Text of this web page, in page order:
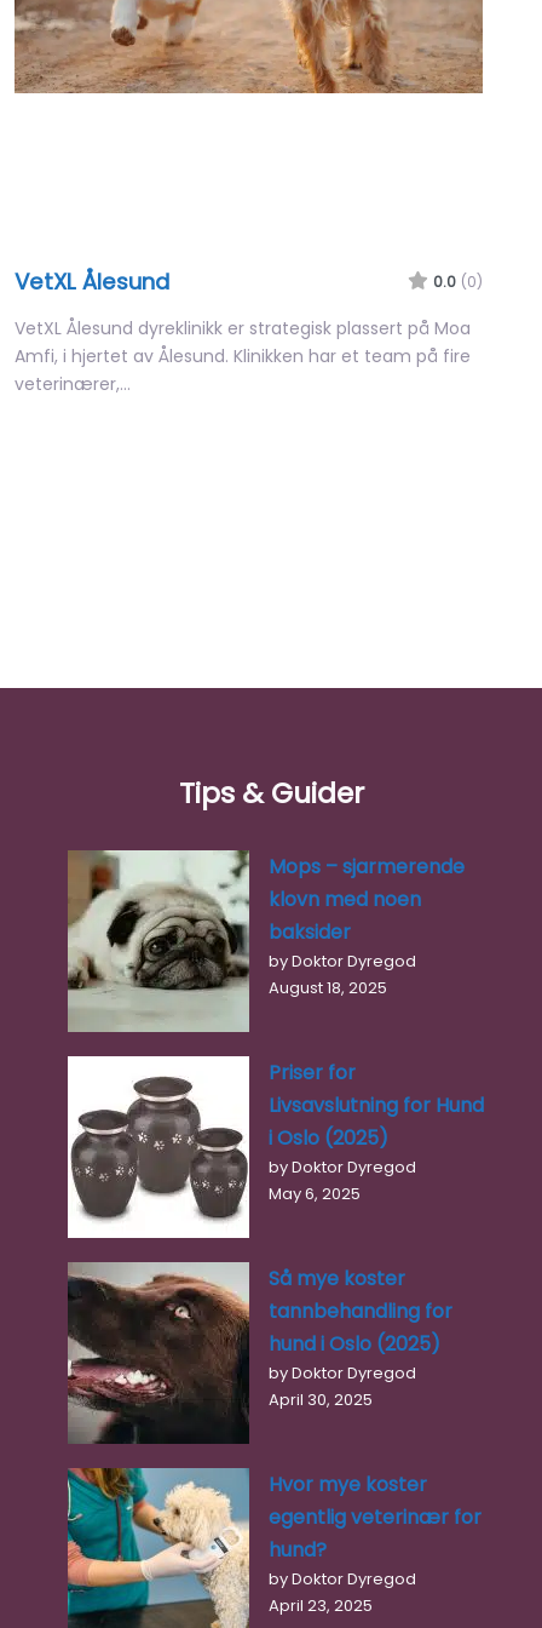
VetXL Ålesund 0.0 (0)
VetXL Ålesund dyreklinikk er strategisk plassert på Moa
Amfi, i hjertet av Ålesund. Klinikken har et team på fire
veterinærer,…
Kjæledeggen Dyreklinikk Ålesund
Kjæledeggen Dyreklinikk er en moderne og velutstyrt
dyreklinikk sentralt i Ålesund, med en filial i Langevåg
07:30 – 16:00
Tips & Guider
Mops – sjarmerende
klovn med noen
baksider
by Doktor Dyregod
August 18, 2025
Priser for
Livsavslutning for Hund
i Oslo (2025)
by Doktor Dyregod
May 6, 2025
Så mye koster
tannbehandling for
hund i Oslo (2025)
by Doktor Dyregod
April 30, 2025
Hvor mye koster
egentlig veterinær for
hund?
by Doktor Dyregod
April 23, 2025